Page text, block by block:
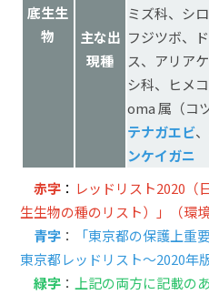
底生生
物
主な出
現種
ミズ科、シ
フジツボ、
ス、アリア
シ科、ヒメ
oma 属（コ
テナガエビ、
ンケイガニ
赤字 ： レッドリスト2020（
生生物の種のリスト）」（環
青字 ：
「東京都の保護上重
東京都レッドリスト～2020年
緑字 ：
上記の両方に記載の